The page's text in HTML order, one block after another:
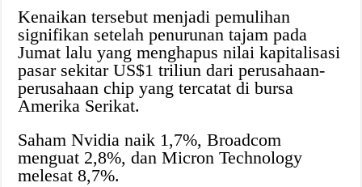
Kenaikan tersebut menjadi pemulihan
signifikan setelah penurunan tajam pada
Jumat lalu yang menghapus nilai kapitalisasi
pasar sekitar US$1 triliun dari perusahaan-
perusahaan chip yang tercatat di bursa
Amerika Serikat.
Saham Nvidia naik 1,7%, Broadcom
menguat 2,8%, dan Micron Technology
melesat 8,7%.